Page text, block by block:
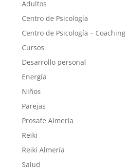
Adultos
Centro de Psicología
Centro de Psicología – Coaching
Cursos
Desarrollo personal
Energía
Niños
Parejas
Prosafe Almería
Reiki
Reiki Almería
Salud